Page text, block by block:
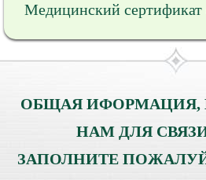
Медицинский сертификат
ОБЩАЯ ИФОРМАЦИЯ,
НАМ ДЛЯ
ЗАПОЛНИТЕ